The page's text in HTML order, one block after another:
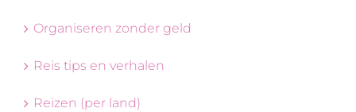
Organiseren zonder geld
Reis tips en verhalen
Reizen (per land)